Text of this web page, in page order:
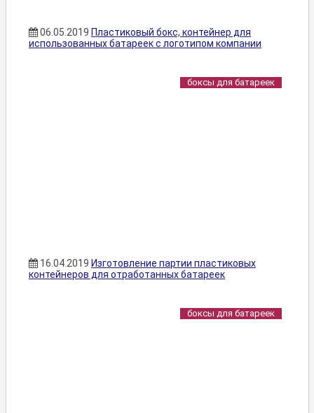
06.05.2019 Пластиковый бокс, контейнер для
использованных батареек с логотипом компании
боксы для батареек
16.04.2019 Изготовление партии пластиковых
контейнеров для отработанных батареек
боксы для батареек